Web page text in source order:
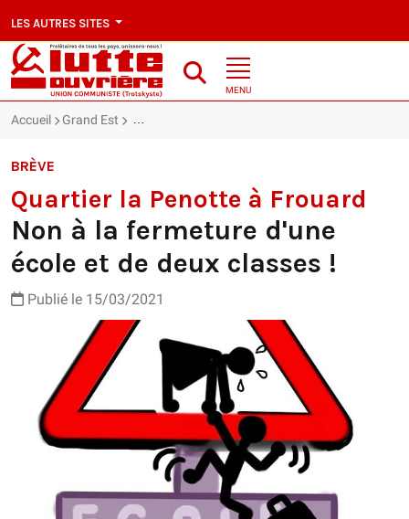
LES AUTRES SITES
MENU
Accueil Grand Est Quartier la Penotte à Frouard : Non à la
BRÈVE
Quartier la Penotte à Frouard
Non à la fermeture d'une
école et de deux classes !
Publié le 15/03/2021